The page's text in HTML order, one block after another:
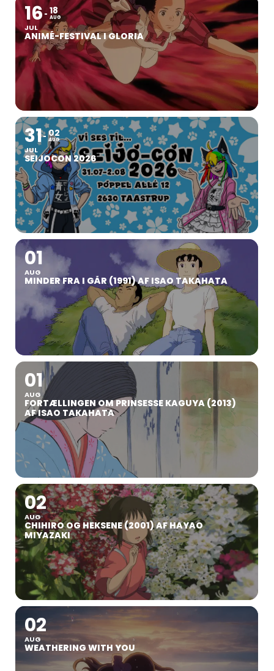
16
JUL
18
AUG
ANIMÉ-FESTIVAL I GLORIA
31
JUL
02
AUG
SEIJOCON 2026
01
AUG
MINDER FRA I GÅR (1991) AF ISAO TAKAHATA
01
AUG
FORTÆLLINGEN OM PRINSESSE KAGUYA (2013)
AF ISAO TAKAHATA
02
AUG
CHIHIRO OG HEKSENE (2001) AF HAYAO
MIYAZAKI
02
AUG
WEATHERING WITH YOU